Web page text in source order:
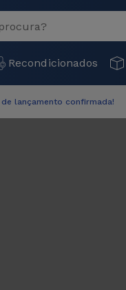
Recondicionados
lançamento confirmada!